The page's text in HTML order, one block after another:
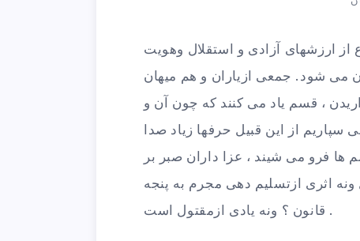
ارزشهای آزادی و استقلال وهویت
می شود. جمعی ازیاران و هم میهان
، قسم یاد می کنند که چون آن و
سپاریم از این قبیل حرفها زیاد صدا
فرو می شیند ، عزا داران صبر بر
اثری ازتسلیم دهی مجرم به پنجه
قانون ؟ ونه یادی ازمقتول است .